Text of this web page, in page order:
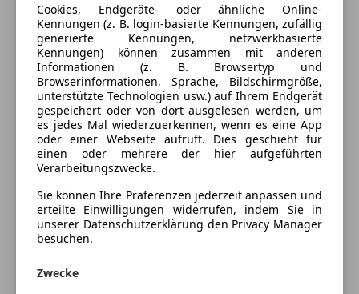
Kraftstoffverbrauch
11,40l/100 km (komb.)
Ausstattung
Komfort
Armlehne
Elektrische Fensterheber
Elektrische Seitenspiegel
Getönte Scheiben
Klimaautomatik
Lederlenkrad
Sicherheit
Mehr anzeigen
Fahrzeugbeschreibung
Engine in very good condition, starts hot and cold
with no problems.
Multiple upgrades done such as:
Shon adapter for the OMP
Cookies, Endgeräte- oder ähnliche Online-
Kennungen (z. B. login-basierte Kennungen, zufällig
generierte Kennungen, netzwerkbasierte
Kennungen) können zusammen mit anderen
Informationen (z. B. Browsertyp und
Browserinformationen, Sprache, Bildschirmgröße,
unterstützte Technologien usw.) auf Ihrem Endgerät
gespeichert oder von dort ausgelesen werden, um
es jedes Mal wiederzuerkennen, wenn es eine App
oder einer Webseite aufruft. Dies geschieht für
einen oder mehrere der hier aufgeführten
Verarbeitungszwecke.
Sie können Ihre Präferenzen jederzeit anpassen und
erteilte Einwilligungen widerrufen, indem Sie in
unserer Datenschutzerklärung den Privacy Manager
besuchen.
Zwecke